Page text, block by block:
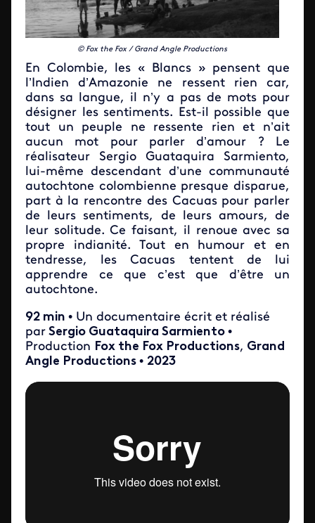
© Fox the Fox / Grand Angle Productions
En Colombie, les « Blancs » pensent que
l’Indien d’Amazonie ne ressent rien car,
dans sa langue, il n’y a pas de mots pour
désigner les sentiments. Est-il possible que
tout un peuple ne ressente rien et n’ait
aucun mot pour parler d’amour ? Le
réalisateur Sergio Guataquira Sarmiento,
lui-même descendant d’une communauté
autochtone colombienne presque disparue,
part à la rencontre des Cacuas pour parler
de leurs sentiments, de leurs amours, de
leur solitude. Ce faisant, il renoue avec sa
propre indianité. Tout en humour et en
tendresse, les Cacuas tentent de lui
apprendre ce que c’est que d’être un
autochtone.
92 min • Un documentaire écrit et réalisé
par Sergio Guataquira Sarmiento •
Production Fox the Fox Productions, Grand
Angle Productions • 2023